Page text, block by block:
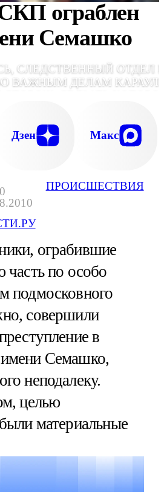
ПРОИСШЕСТВИЯ
ограблен
Семашко
СЛЕДСТВЕННЫЙ ОТДЕЛ
ВАЖНЫМ ДЕЛАМ
СТОРОЖ, СВЯЗАТЬ
ЛИБО ЕЁ ВООБЩЕ
В СТОЛЬ
Дзен Макс
ограбившие
часть по особо
подмосковного
совершили
в
Семашко,
неподалеку.
целью
материальные